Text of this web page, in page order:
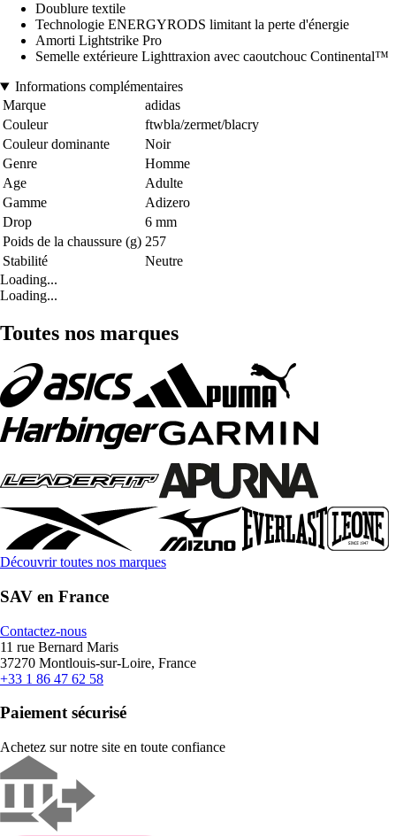
Doublure textile
Technologie ENERGYRODS limitant la perte d'énergie
Amorti Lightstrike Pro
Semelle extérieure Lighttraxion avec caoutchouc Continental™
Informations complémentaires
Marque
adidas
Couleur
ftwbla/zermet/blacry
Couleur dominante
Noir
Genre
Homme
Age
Adulte
Gamme
Adizero
Drop
6 mm
Poids de la chaussure (g) 257
Stabilité
Neutre
Loading...
Loading...
Toutes nos marques
Découvrir toutes nos marques
SAV en France
Contactez-nous
11 rue Bernard Maris
37270 Montlouis-sur-Loire, France
+33 1 86 47 62 58
Paiement sécurisé
Achetez sur notre site en toute confiance